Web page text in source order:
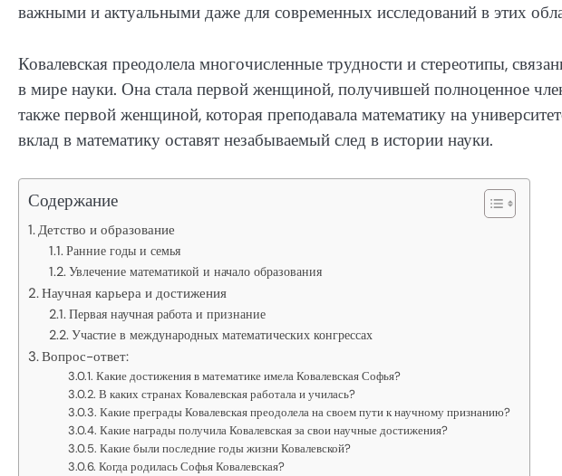
важными и актуальными даже для современных исследований в этих
Ковалевская преодолела многочисленные трудности и стереотипы,
в мире науки. Она стала первой женщиной, получившей полноценное
также первой женщиной, которая преподавала математику на
вклад в математику оставят незабываемый след в истории науки.
Содержание
Детство и образование
Ранние годы и семья
Увлечение математикой и начало образования
Научная карьера и достижения
Первая научная работа и признание
Участие в международных математических конгрессах
Вопрос-ответ:
Какие достижения в математике имела Ковалевская Софья?
В каких странах Ковалевская работала и училась?
Какие преграды Ковалевская преодолела на своем пути к научному признанию?
Какие награды получила Ковалевская за свои научные достижения?
Какие были последние годы жизни Ковалевской?
Когда родилась Софья Ковалевская?